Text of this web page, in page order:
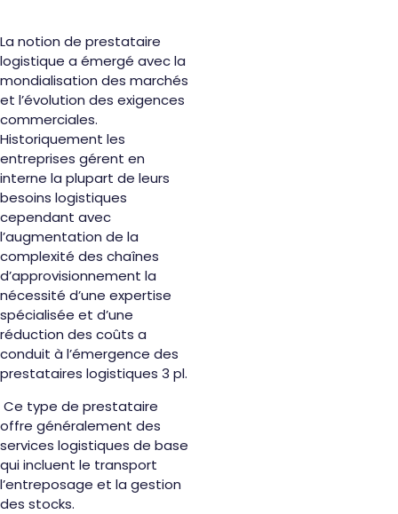
La notion de prestataire
logistique a émergé avec la
mondialisation des marchés
et l’évolution des exigences
commerciales.
Historiquement les
entreprises gérent en
interne la plupart de leurs
besoins logistiques
cependant avec
l’augmentation de la
complexité des chaînes
d’approvisionnement la
nécessité d’une expertise
spécialisée et d’une
réduction des coûts a
conduit à l’émergence des
prestataires logistiques 3 pl.
Ce type de prestataire
offre généralement des
services logistiques de base
qui incluent le transport
l’entreposage et la gestion
des stocks.